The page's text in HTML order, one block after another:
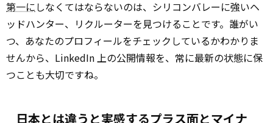
第一にしなくてはならないのは、シリコンバレーに強いヘ
ッドハンター、リクルーターを見つけることです。誰がい
つ、あなたのプロフィールをチェックしているかわかりま
せんから、LinkedIn 上の公開情報を、常に最新の状態に保
つことも大切ですね。
日本とは違うと実感するプラス面とマイナ